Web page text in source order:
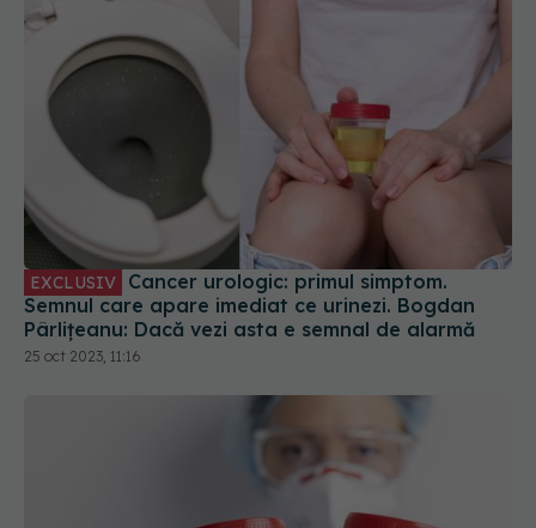
EXCLUSIV Cancer urologic: primul simptom.
Semnul care apare imediat ce urinezi. Bogdan
Pârlițeanu: Dacă vezi asta e semnal de alarmă
25 oct 2023, 11:16